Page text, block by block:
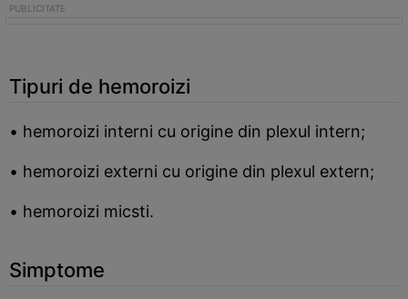
Tipuri de hemoroizi
• hemoroizi interni cu origine din plexul intern;
• hemoroizi externi cu origine din plexul extern;
• hemoroizi micsti.
Simptome